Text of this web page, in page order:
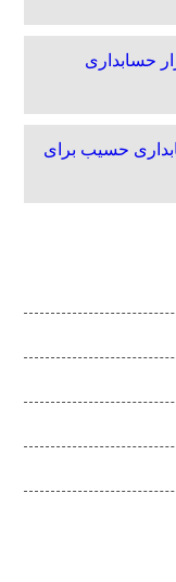
حسابداری
حسیب برای